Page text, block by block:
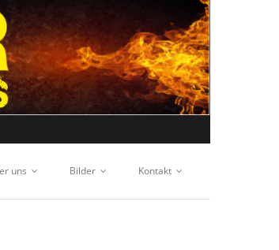
uns Bilder Kontakt